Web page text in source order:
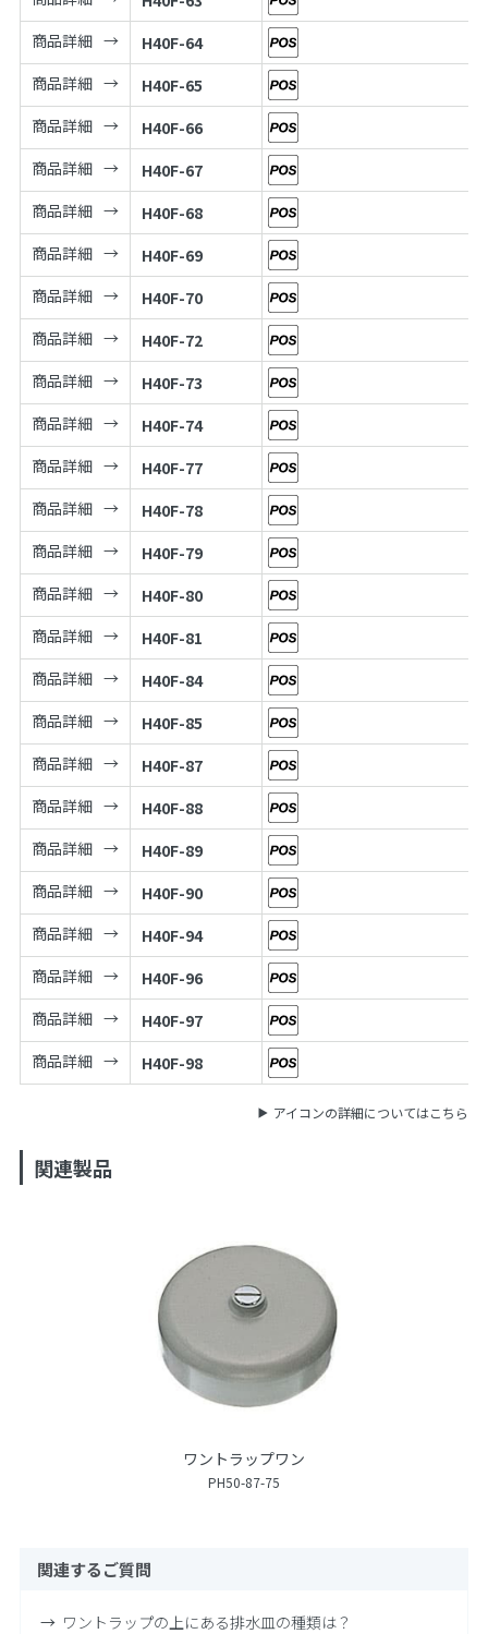
商品詳細
H40F-64
商品詳細
H40F-65
商品詳細
H40F-66
商品詳細
H40F-67
商品詳細
H40F-68
商品詳細
H40F-69
商品詳細
H40F-70
商品詳細
H40F-72
商品詳細
H40F-73
商品詳細
H40F-74
商品詳細
H40F-77
商品詳細
H40F-78
商品詳細
H40F-79
商品詳細
H40F-80
商品詳細
H40F-81
商品詳細
H40F-84
商品詳細
H40F-85
商品詳細
H40F-87
商品詳細
H40F-88
商品詳細
H40F-89
商品詳細
H40F-90
商品詳細
H40F-94
商品詳細
H40F-96
商品詳細
H40F-97
商品詳細
H40F-98
アイコンの詳細についてはこちら
関連製品
ワントラップワン
PH50-87-75
関連するご質問
ワントラップの上にある排水皿の種類は？